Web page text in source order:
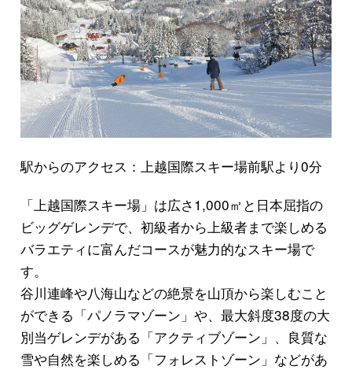
駅からのアクセス：上越国際スキー場前駅より0分
「上越国際スキー場」は広さ1,000㎡と日本屈指の
ビッグゲレンデで、初級者から上級者まで楽しめる
バラエティに富んだコースが魅力的なスキー場で
す。
谷川連峰や八海山などの絶景を山頂から楽しむこと
ができる「パノラマゾーン」や、最大斜度38度の大
別当ゲレンデがある「アクティブゾーン」、良質な
雪や自然を楽しめる「フォレストゾーン」などがあ